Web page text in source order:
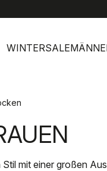
WINTERSALE
mit einer großen